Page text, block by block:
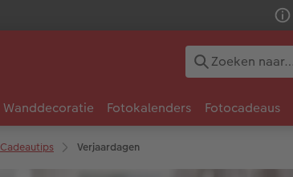
Wanddecoratie Fotokalenders Fotocadeaus
Cadeautips Verjaardagen